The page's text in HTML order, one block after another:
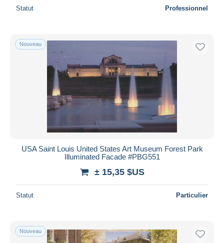
Statut Professionnel
Nouveau
USA Saint Louis United States Art Museum Forest Park
Illuminated Facade #PBG551
± 15,35 $US
Statut Particulier
Nouveau